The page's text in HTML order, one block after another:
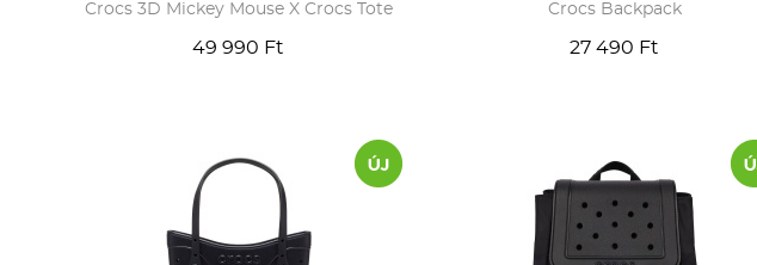
Crocs 3D Mickey Mouse X Crocs Tote
49 990 Ft
Crocs Backpack
27 490 Ft